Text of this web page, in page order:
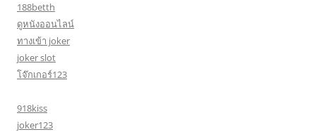
188betth
ดูหนังออนไลน์
ทางเข้า joker
joker slot
โจ๊กเกอร์123
918kiss
joker123